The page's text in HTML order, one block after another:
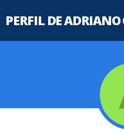
PERFIL DE ADRIANO